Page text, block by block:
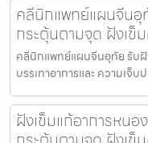
คลีนิกแพทย์แผนจีนอุ
กระตุ้นตามจุด ฝังเข็
คลีนิกแพทย์แผนจีนอุทัย รับฝั
บรรเทาอาการและ ความเ
ฝังเข็มแก้อาการหนอ